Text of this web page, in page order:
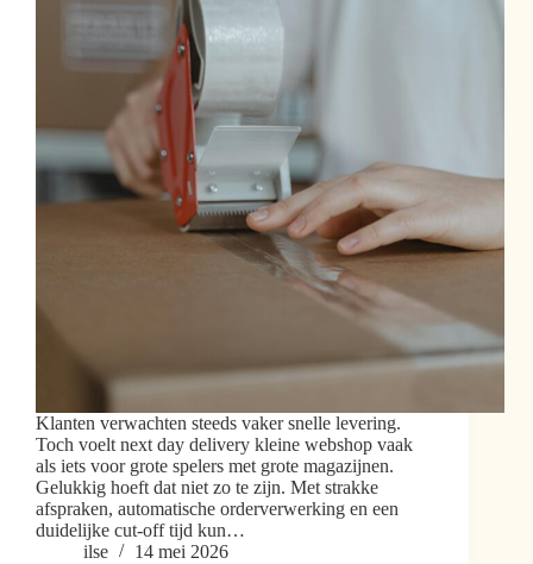
Klanten verwachten steeds vaker snelle levering.
Toch voelt next day delivery kleine webshop vaak
als iets voor grote spelers met grote magazijnen.
Gelukkig hoeft dat niet zo te zijn. Met strakke
afspraken, automatische orderverwerking en een
duidelijke cut-off tijd kun…
ilse
14 mei 2026